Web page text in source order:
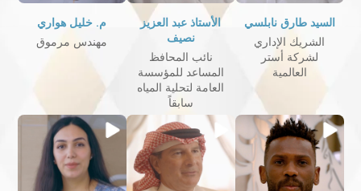
السيد طارق نابلسي
الشريك الإداري
لشركة أستر
العالمية
الأستاذ عبد العزيز
نصيف
نائب المحافظ
المساعد للمؤسسة
العامة لتحلية المياه
سابقاً
م. خليل هواري
مهندس مرموق